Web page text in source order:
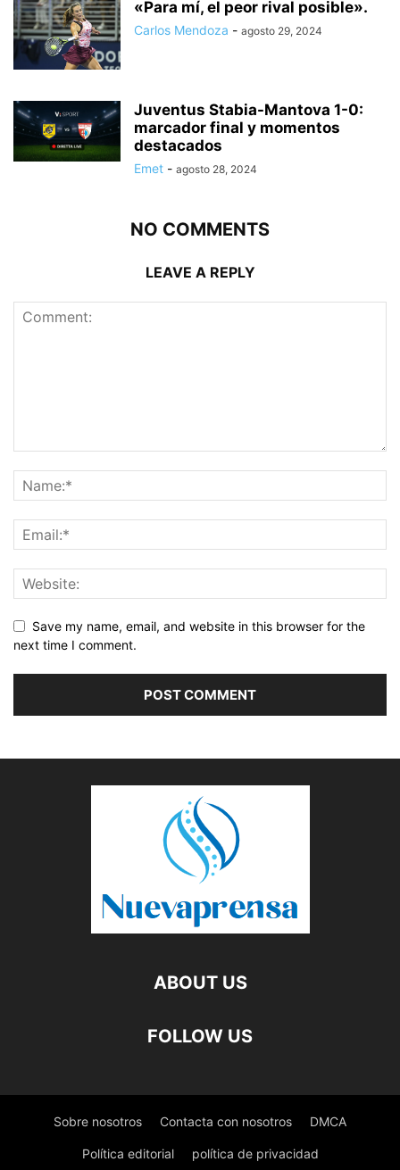
«Para mí, el peor rival posible».
Carlos Mendoza - agosto 29, 2024
Juventus Stabia-Mantova 1-0:
marcador final y momentos
destacados
Emet - agosto 28, 2024
NO COMMENTS
LEAVE A REPLY
Save my name, email, and website in this browser for the
next time I comment.
ABOUT US
FOLLOW US
Sobre nosotros Contacta con nosotros DMCA
Política editorial política de privacidad